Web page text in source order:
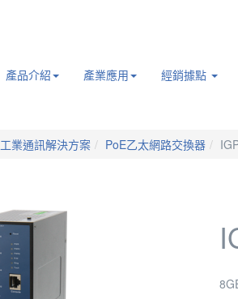
產品介紹 產業應用 經銷據點
工業通訊解決方案 PoE乙太網路交換器